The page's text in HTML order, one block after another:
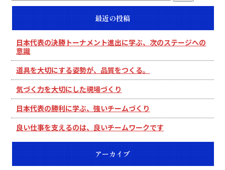
最近の投稿
日本代表の決勝トーナメント進出に学ぶ、次のステージへの
意識
道具を大切にする姿勢が、品質をつくる。
気づく力を大切にした現場づくり
日本代表の勝利に学ぶ、強いチームづくり
良い仕事を支えるのは、良いチームワークです
アーカイブ